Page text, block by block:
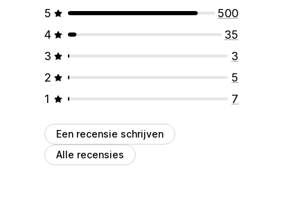
5
500
4
35
3
3
2
5
1
7
Een recensie schrijven
Alle recensies